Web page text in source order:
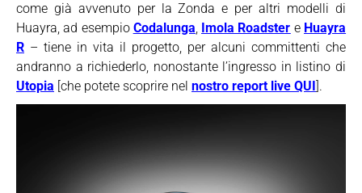
come già avvenuto per la Zonda e per altri modelli di
Huayra, ad esempio Codalunga, Imola Roadster e Huayra
R – tiene in vita il progetto, per alcuni committenti che
andranno a richiederlo, nonostante l’ingresso in listino di
Utopia [che potete scoprire nel nostro report live QUI].